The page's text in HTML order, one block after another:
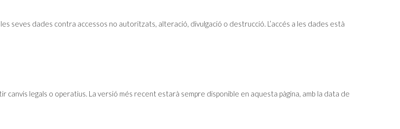
seves dades contra accessos no autoritzats, alteració, divulgació o destrucció. L’accés a les dades està
legals o operatius. La versió més recent estarà sempre disponible en aquesta pàgina, amb la data de